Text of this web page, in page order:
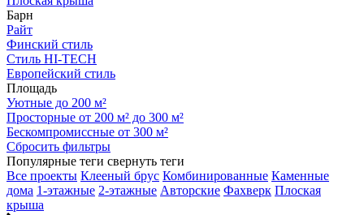
Барн
Райт
Финский стиль
Стиль HI-TECH
Европейский стиль
Площадь
Уютные до 200 м²
Просторные от 200 м² до 300 м²
Бескомпромиссные от 300 м²
Сбросить фильтры
Популярные теги свернуть теги
Все проекты Клееный брус Комбинированные Каменные
дома 1-этажные 2-этажные Авторские Фахверк Плоская
крыша